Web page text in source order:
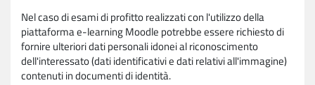
Nel caso di esami di profitto realizzati con l'utilizzo della
piattaforma e-learning Moodle potrebbe essere richiesto di
fornire ulteriori dati personali idonei al riconoscimento
dell'interessato (dati identificativi e dati relativi all'immagine)
contenuti in documenti di identità.